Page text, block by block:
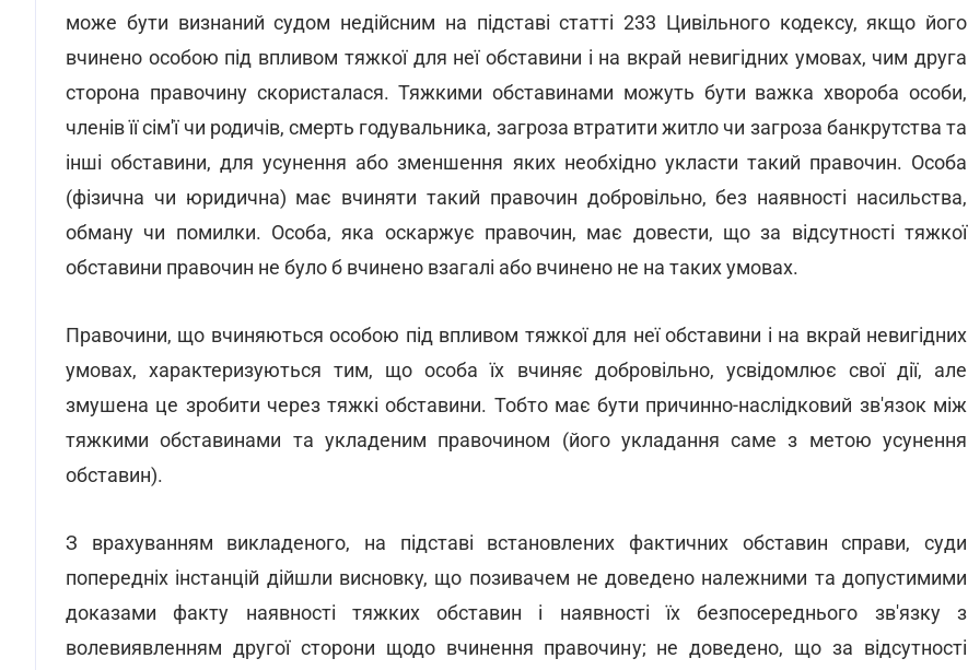
може бути визнаний судом недійсним на підставі статті 233 Цивільного кодексу, якщо його
вчинено особою під впливом тяжкої для неї обставини і на вкрай невигідних умовах, чим друга
сторона правочину скористалася. Тяжкими обставинами можуть бути важка хвороба особи,
членів її сім'ї чи родичів, смерть годувальника, загроза втратити житло чи загроза банкрутства та
інші обставини, для усунення або зменшення яких необхідно укласти такий правочин. Особа
(фізична чи юридична) має вчиняти такий правочин добровільно, без наявності насильства,
обману чи помилки. Особа, яка оскаржує правочин, має довести, що за відсутності тяжкої
обставини правочин не було б вчинено взагалі або вчинено не на таких умовах.
Правочини, що вчиняються особою під впливом тяжкої для неї обставини і на вкрай невигідних
умовах, характеризуються тим, що особа їх вчиняє добровільно, усвідомлює свої дії, але
змушена це зробити через тяжкі обставини. Тобто має бути причинно-наслідковий зв'язок між
тяжкими обставинами та укладеним правочином (його укладання саме з метою усунення
обставин).
З врахуванням викладеного, на підставі встановлених фактичних обставин справи, суди
попередніх інстанцій дійшли висновку, що позивачем не доведено належними та допустимими
доказами факту наявності тяжких обставин і наявності їх безпосереднього зв'язку з
волевиявленням другої сторони щодо вчинення правочину; не доведено, що за відсутності